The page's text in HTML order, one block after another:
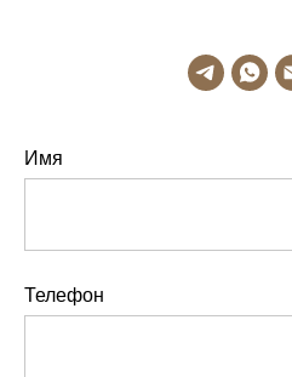
Имя
Телефон